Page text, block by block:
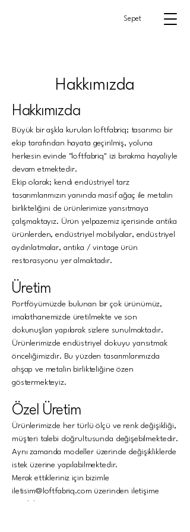
Sepet
Hakkımızda
Hakkımızda
Büyük bir aşkla kurulan loftfabriq; tasarımcı bir
ekip tarafından hayata geçirilmiş, yoluna
herkesin evinde "loftfabriq" izi bırakma hayaliyle
devam etmektedir.
Ekip olarak; kendi endüstriyel tarz
tasarımlarımızın yanında masif ağaç ile metalin
birlikteliğini de ürünlerimize yansıtmaya
çalışmaktayız. Ürün yelpazemiz içerisinde antika
ürünlerden, endüstriyel mobilyalar, endüstriyel
aydınlatmalar, antika / vintage ürün
restorasyonu yer almaktadır.
Üretim
Portföyümüzde bulunan bir çok ürünümüz,
imalathanemizde üretilmekte ve son
dokunuşları yapılarak sizlere sunulmaktadır.
Ürünlerimizde endüstriyel dokuyu yansıtmak
önceliğimizdir. Bu yüzden tasarımlarımızda
ahşap ve metalin birlikteliğine özen
göstermekteyiz.
Özel Üretim
Ürünlerimizde her türlü ölçü ve renk değişikliği,
müşteri talebi doğrultusunda değişebilmektedir.
Aynı zamanda modeller üzerinde değişikliklerde
istek üzerine yapılabilmektedir.
Merak ettikleriniz için bizimle
iletisim@loftfabriq.com üzerinden iletişime